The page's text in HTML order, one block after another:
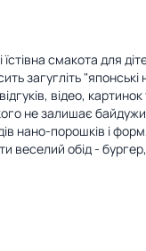
смакота для
загугліть "японські
відео, картинок
не залишає
нано-порошків і
веселий обід -